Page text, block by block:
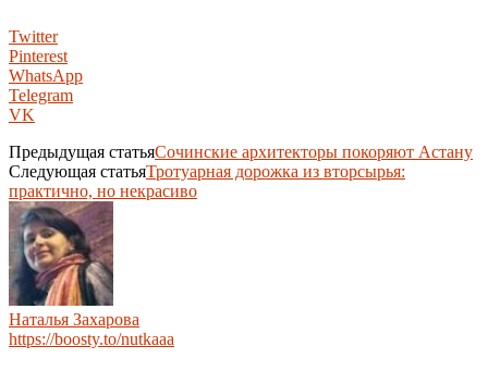
Twitter
Pinterest
WhatsApp
Telegram
VK
Предыдущая статьяСочинские архитекторы покоряют Астану
Следующая статьяТротуарная дорожка из вторсырья:
практично, но некрасиво
Наталья Захарова
https://boosty.to/nutkaaa